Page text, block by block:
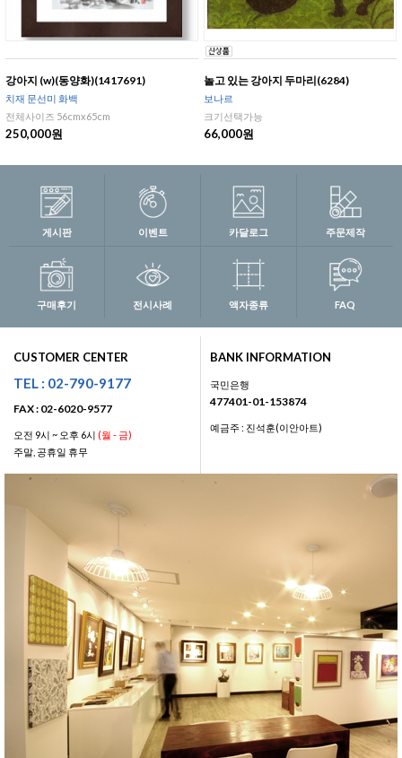
강아지 (w)(동양화)(1417691)
치재 문선미 화백
전체사이즈 56cmx65cm
250,000원
놀고 있는 강아지 두마리(6284)
보나르
크기선택가능
66,000원
게시판 이벤트 카달로그 주문제작
구매후기 전시사례 액자종류 FAQ
CUSTOMER CENTER
TEL : 02-790-9177
FAX : 02-6020-9577
오전 9시 ~ 오후 6시 (월 - 금)
주말, 공휴일 휴무
BANK INFORMATION
국민은행
477401-01-153874
예금주 : 진석훈(이안아트)